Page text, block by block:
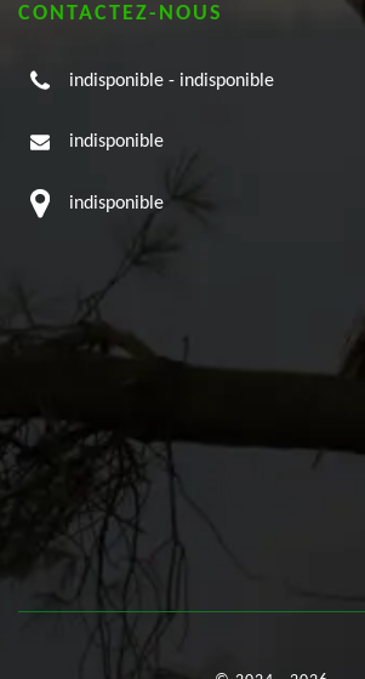
CONTACTEZ-NOUS
indisponible - indisponible
indisponible
indisponible